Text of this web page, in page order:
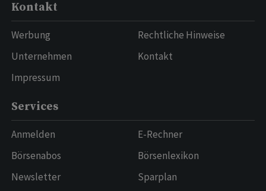
Kontakt
Werbung
Unternehmen
Impressum
Rechtliche Hinweise
Kontakt
Services
Anmelden
Börsenabos
Newsletter
E-Rechner
Börsenlexikon
Sparplan